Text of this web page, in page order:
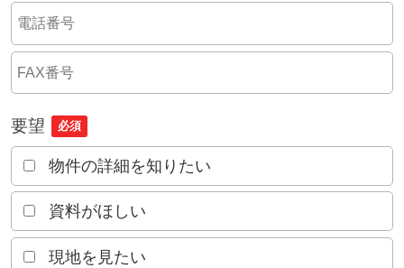
要望 必須
物件の詳細を知りたい
資料がほしい
現地を見たい